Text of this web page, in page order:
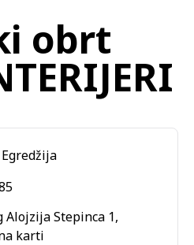
obrt
Alojzija Stepinca 1,
karti